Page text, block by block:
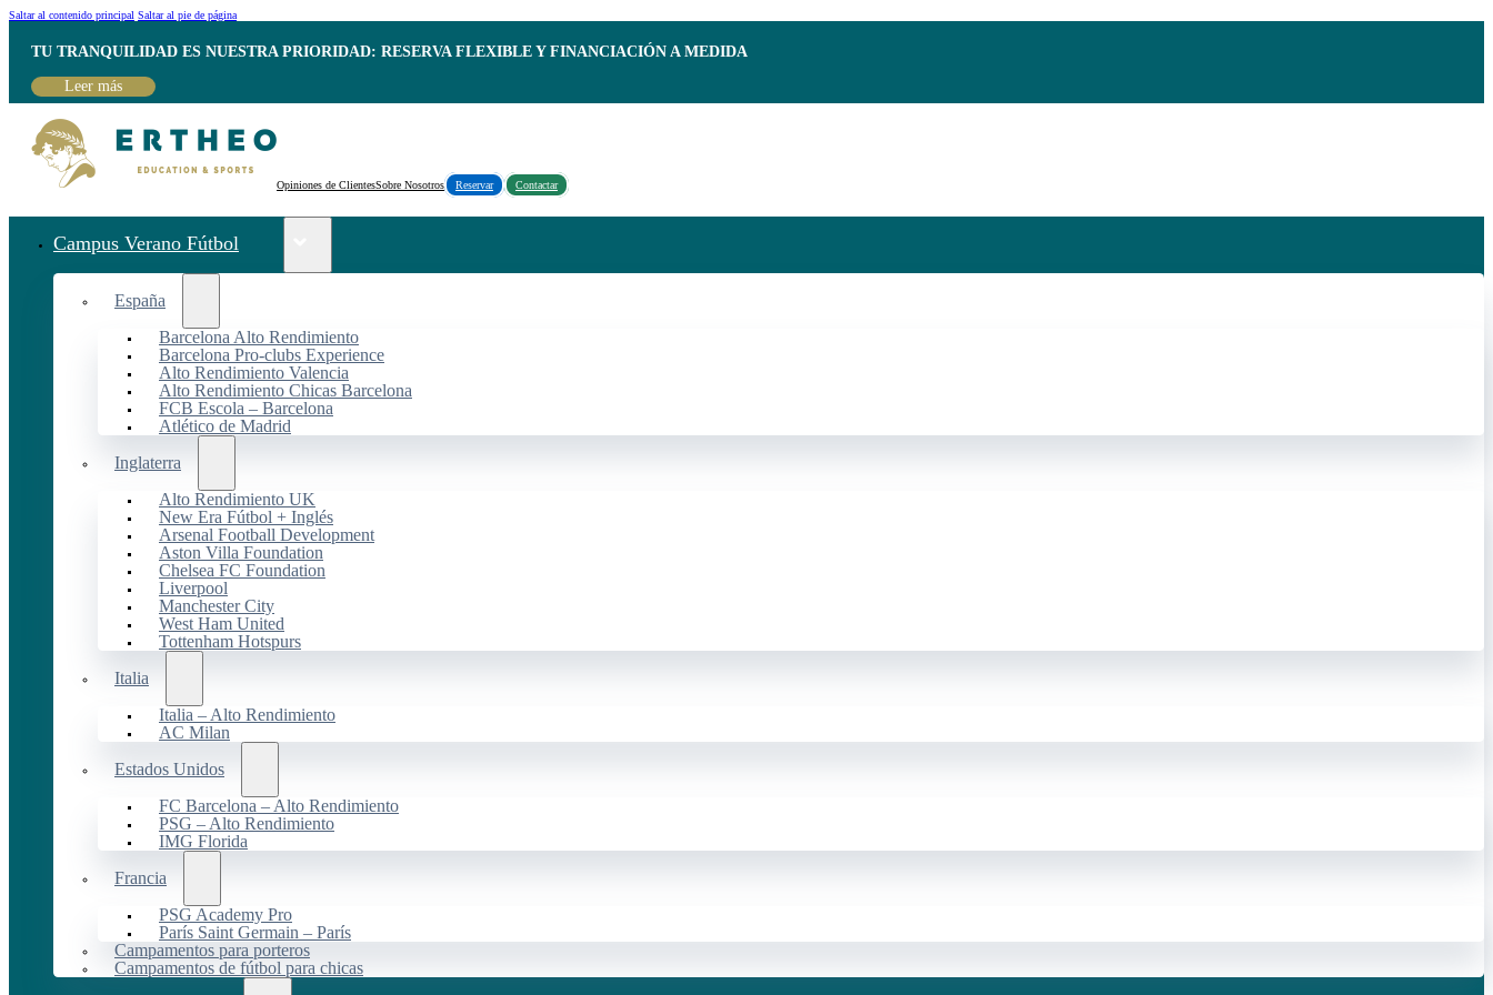
Saltar al contenido principal Saltar al pie de página
TU TRANQUILIDAD ES NUESTRA PRIORIDAD: RESERVA FLEXIBLE Y FINANCIACIÓN A MEDIDA
Leer más
Opiniones de ClientesSobre Nosotros Reservar Contactar
Campus Verano Fútbol
España
Barcelona Alto Rendimiento
Barcelona Pro-clubs Experience
Alto Rendimiento Valencia
Alto Rendimiento Chicas Barcelona
FCB Escola – Barcelona
Atlético de Madrid
Inglaterra
Alto Rendimiento UK
New Era Fútbol + Inglés
Arsenal Football Development
Aston Villa Foundation
Chelsea FC Foundation
Liverpool
Manchester City
West Ham United
Tottenham Hotspurs
Italia
Italia – Alto Rendimiento
AC Milan
Estados Unidos
FC Barcelona – Alto Rendimiento
PSG – Alto Rendimiento
IMG Florida
Francia
PSG Academy Pro
París Saint Germain – París
Campamentos para porteros
Campamentos de fútbol para chicas